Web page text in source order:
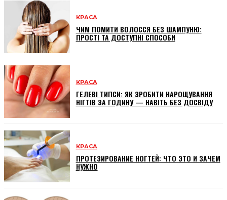
КРАСА
ЧИМ ПОМИТИ ВОЛОССЯ БЕЗ ШАМПУНЮ:
ПРОСТІ ТА ДОСТУПНІ СПОСОБИ
КРАСА
ГЕЛЕВІ ТИПСИ: ЯК ЗРОБИТИ НАРОЩУВАННЯ
НІГТІВ ЗА ГОДИНУ — НАВІТЬ БЕЗ ДОСВІДУ
КРАСА
ПРОТЕЗИРОВАНИЕ НОГТЕЙ: ЧТО ЭТО И ЗАЧЕМ
НУЖНО